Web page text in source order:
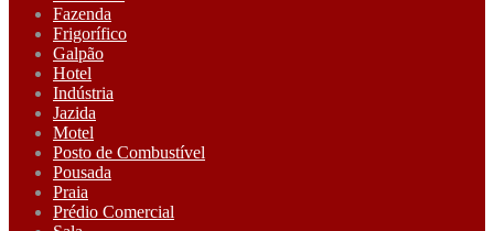
Fazenda
Frigorífico
Galpão
Hotel
Indústria
Jazida
Motel
Posto de Combustível
Pousada
Praia
Prédio Comercial